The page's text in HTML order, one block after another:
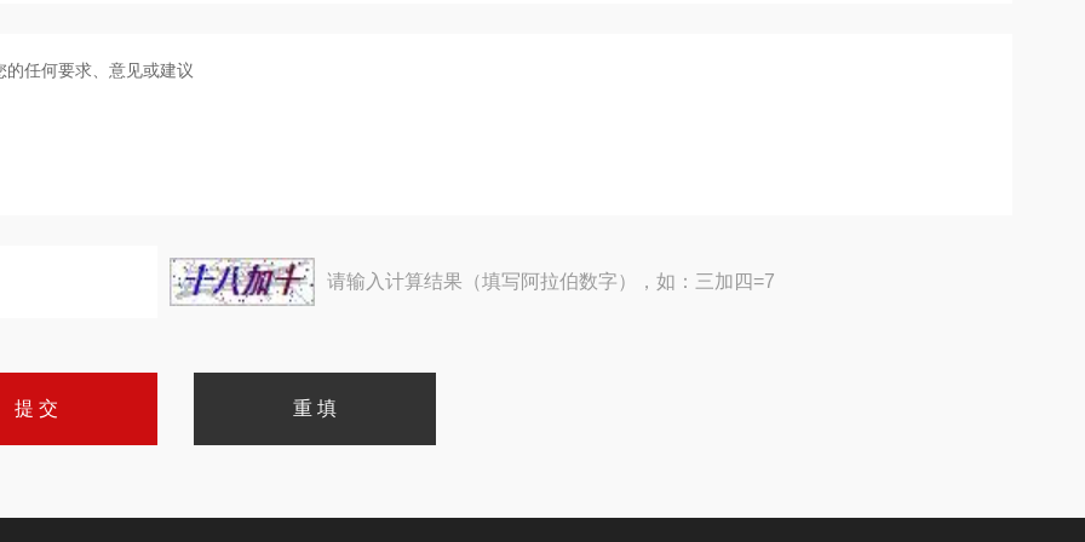
请输入计算结果（填写阿拉伯数字），如：三加四=7